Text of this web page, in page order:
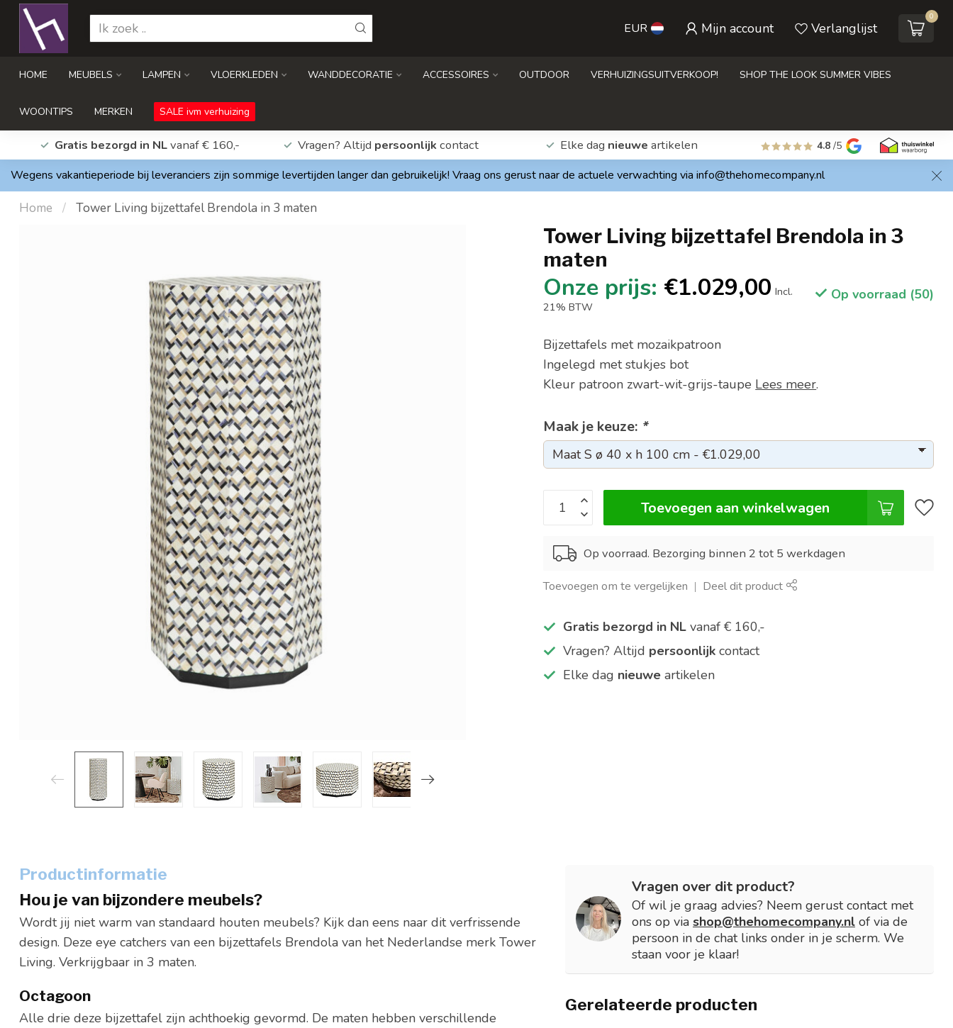
EUR Mijn account Verlanglijst
0
HOME MEUBELS LAMPEN VLOERKLEDEN WANDDECORATIE ACCESSOIRES OUTDOOR VERHUIZINGSUITVERKOOP! SHOP THE LOOK SUMMER VIBES
WOONTIPS MERKEN SALE ivm verhuizing
Gratis bezorgd in NLvanaf € 160,- Vragen? Altijd persoonlijk contact Elke dag nieuwe artikelen 4.8 /5
Wegens vakantieperiode bij leveranciers zijn sommige levertijden langer dan gebruikelijk! Vraag ons gerust naar de actuele verwachting via info@thehomecompany.nl
Home / Tower Living bijzettafel Brendola in 3 maten
Tower Living bijzettafel Brendola in 3
maten
€1.029,00 Incl.
21% BTW
Op voorraad (50)
Bijzettafels met mozaikpatroon
Ingelegd met stukjes bot
Kleur patroon zwart-wit-grijs-taupe Lees meer.
Maak je keuze: *
Toevoegen aan winkelwagen
Op voorraad. Bezorging binnen 2 tot 5 werkdagen
Toevoegen om te vergelijken Deel dit product
Gratis bezorgd in NL vanaf € 160,-
Vragen? Altijd persoonlijk contact
Elke dag nieuwe artikelen
Productinformatie
Hou je van bijzondere meubels?
Wordt jij niet warm van standaard houten meubels? Kijk dan eens naar dit verfrissende
design. Deze eye catchers van een bijzettafels Brendola van het Nederlandse merk Tower
Living. Verkrijgbaar in 3 maten.
Octagoon
Alle drie deze bijzettafel zijn achthoekig gevormd. De maten hebben verschillende
Vragen over dit product?
Of wil je graag advies? Neem gerust contact met
ons op via shop@thehomecompany.nl of via de
persoon in de chat links onder in je scherm. We
staan voor je klaar!
Gerelateerde producten